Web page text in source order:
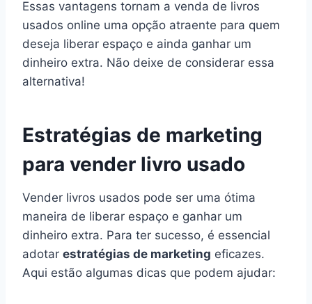
Essas vantagens tornam a venda de livros
usados online uma opção atraente para quem
deseja liberar espaço e ainda ganhar um
dinheiro extra. Não deixe de considerar essa
alternativa!
Estratégias de marketing
para vender livro usado
Vender livros usados pode ser uma ótima
maneira de liberar espaço e ganhar um
dinheiro extra. Para ter sucesso, é essencial
adotar estratégias de marketing eficazes.
Aqui estão algumas dicas que podem ajudar: